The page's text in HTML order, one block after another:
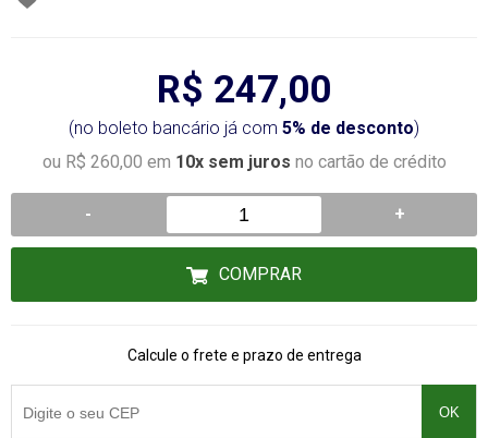
R$ 247,00
(no boleto bancário já com 5% de desconto)
ou R$ 260,00 em 10x sem juros no cartão de crédito
- +
COMPRAR
Calcule o frete e prazo de entrega
OK